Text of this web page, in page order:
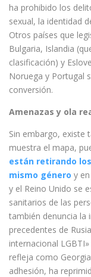
ha prohibido los
sexual, la identidad
Otros países que
Bulgaria, Islandia
clasificación) y
Noruega y Portugal
conversión.
Amenazas y ola
Sin embargo, existe
muestra el mapa,
están retirando
mismo género y
y el Reino Unido se
sanitarios de las
también denuncia la
precedentes de
internacional
refleja como
adhesión, ha